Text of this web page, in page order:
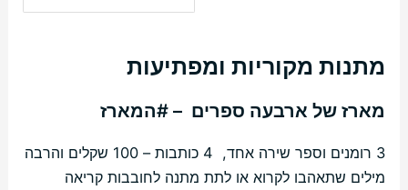
מתנות מקוריות ומפתיעות
מארז של ארבעה ספרים – #המארז
3 רומנים וספר שירה אחד, 4 כותבות – 100 שקלים והרבה
מילים שתאהבו לקרוא או לתת מתנה לחובבות קריאה